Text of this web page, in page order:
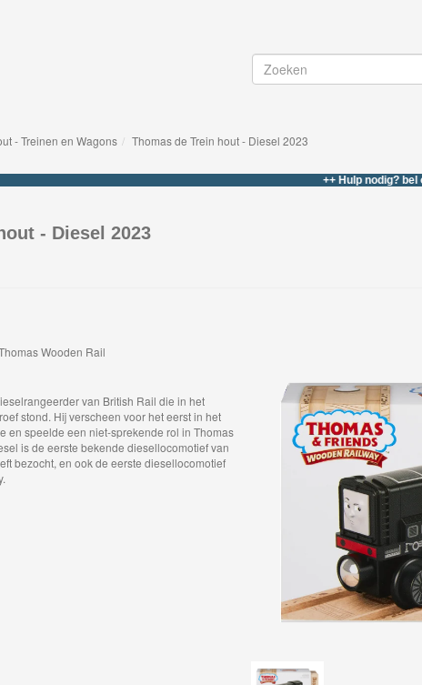
- Treinen en Wagons Thomas de Trein hout - Diesel 2023
++ Hulp nodig? bel of
- Diesel 2023
Wooden Rail
van British Rail die in het
stond. Hij verscheen voor het eerst in het
en speelde een niet-sprekende rol in Thomas
is de eerste bekende diesellocomotief van
bezocht, en ook de eerste diesellocomotief